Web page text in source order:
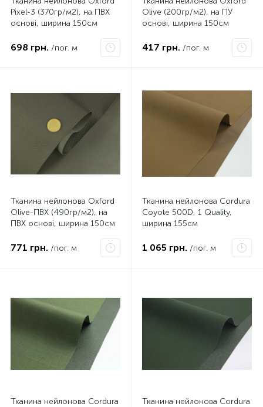
Pixel-3 (370гр/м2), на ПВХ
основі, ширина 150см
698 грн. /пог. м
Olive (200гр/м2), на ПУ
основі, ширина 150см
417 грн. /пог. м
Тканина нейлонова Oxford
Olive-ПВХ (490гр/м2), на
ПВХ основі, ширина 150см
771 грн. /пог. м
Тканина нейлонова Cordura
Coyote 500D, 1 Quality,
ширина 155см
1 065 грн. /пог. м
Тканина нейлонова Cordura
Тканина нейлонова Cordura